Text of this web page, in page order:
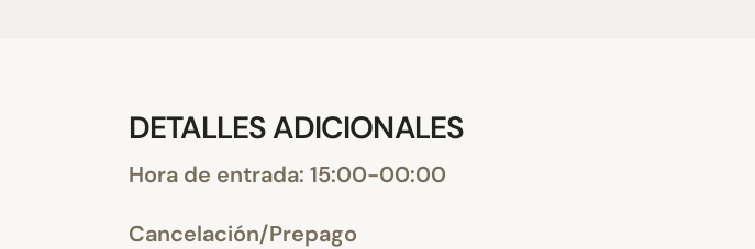
DETALLES ADICIONALES
Hora de entrada: 15:00-00:00
Cancelación/Prepago